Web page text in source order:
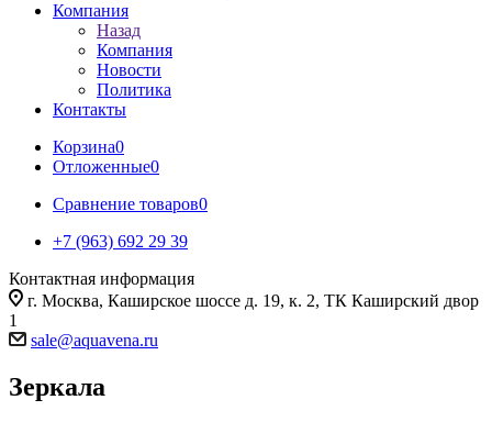
Компания
Назад
Компания
Новости
Политика
Контакты
Корзина0
Отложенные0
Сравнение товаров0
+7 (963) 692 29 39
Контактная информация
г. Москва, Каширское шоссе д. 19, к. 2, ТК Каширский двор
1
sale@aquavena.ru
Зеркала